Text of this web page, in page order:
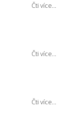
Čti více...
Čti více...
Čti více...